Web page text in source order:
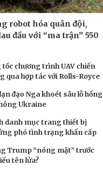
robot hóa quân đội,
đầu với “ma trận” 550
chương trình UAV chiến
qua hợp tác với Rolls-Royce
đạo Nga khoét sâu lỗ hổng
Ukraine
danh mục trang thiết bị
phó tình trạng khẩn cấp
Trump “nóng mặt” trước
tên lửa?